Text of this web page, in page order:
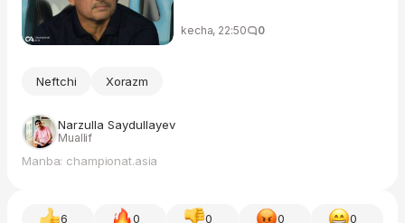
kecha, 22:50 0
Neftchi Xorazm
Narzulla Saydullayev
Muallif
Manba: championat.asia
6 0 0 0 0